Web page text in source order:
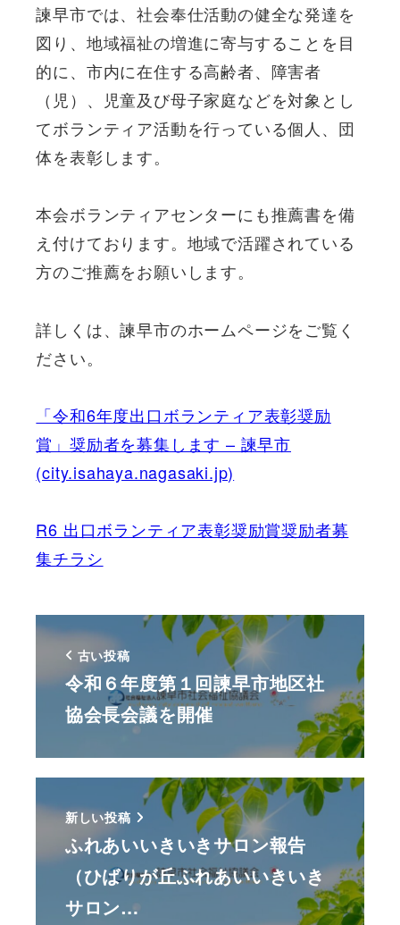
諫早市では、社会奉仕活動の健全な発達を
図り、地域福祉の増進に寄与することを目
的に、市内に在住する高齢者、障害者
（児）、児童及び母子家庭などを対象とし
てボランティア活動を行っている個人、団
体を表彰します。
本会ボランティアセンターにも推薦書を備
え付けております。地域で活躍されている
方のご推薦をお願いします。
詳しくは、諫早市のホームページをご覧く
ださい。
「令和6年度出口ボランティア表彰奨励
賞」奨励者を募集します – 諫早市
(city.isahaya.nagasaki.jp)
R6 出口ボランティア表彰奨励賞奨励者募
集チラシ
古い投稿
令和６年度第１回諫早市地区社
協会長会議を開催
新しい投稿
ふれあいいきいきサロン報告
（ひばりが丘ふれあいいきいき
サロン…